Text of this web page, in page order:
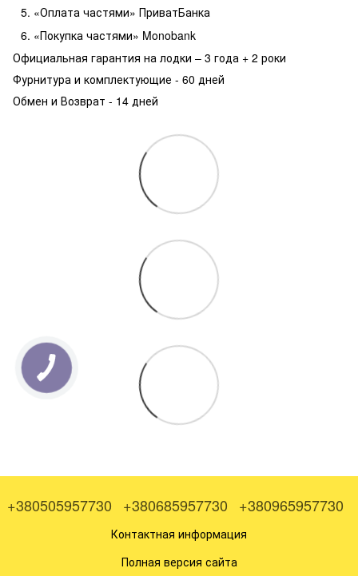
«Оплата частями» ПриватБанка
«Покупка частями» Monobank
Официальная гарантия на лодки – 3 года + 2 роки
Фурнитура и комплектующие - 60 дней
Обмен и Возврат - 14 дней
+380505957730 +380685957730 +380965957730
Контактная информация
Полная версия сайта